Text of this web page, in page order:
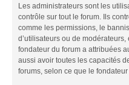
Les administrateurs sont les
contrôle sur tout le forum. Ils
comme les permissions, le
d’utilisateurs ou de
fondateur du forum a attribuées
aussi avoir toutes les capacités
forums, selon ce que le